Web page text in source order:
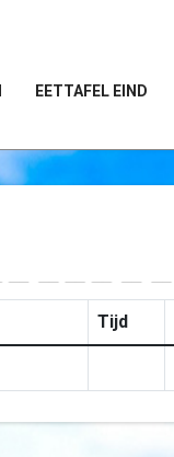
EETTAFEL EIND
Tijd